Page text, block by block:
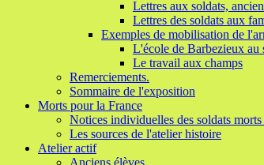
Lettres aux soldats,
Lettres des soldats aux
Exemples de mobilisation de
L'école de Barbezieux au
Le travail aux champs
Remerciements.
Sommaire de l'exposition
Morts pour la France
Notices individuelles des soldats
Les sources de l'atelier histoire
Atelier actif